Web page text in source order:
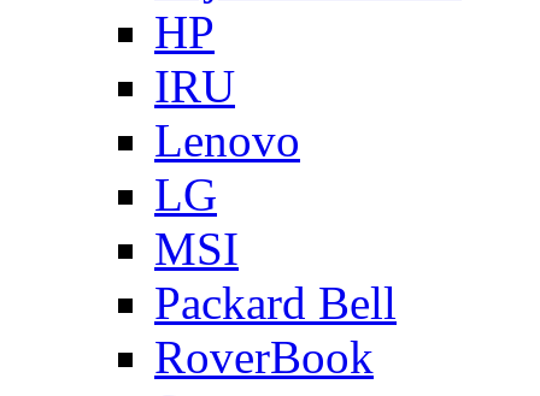
HP
IRU
Lenovo
LG
MSI
Packard Bell
RoverBook